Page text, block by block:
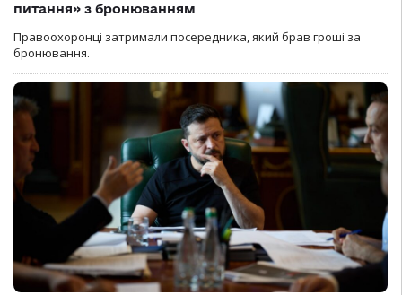
питання» з бронюванням
Правоохоронці затримали посередника, який брав гроші за
бронювання.